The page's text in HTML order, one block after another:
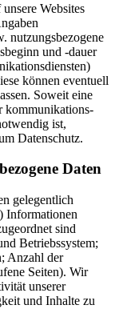
Websites
nutzungsbezogene
und -dauer
können eventuell
Soweit eine
kommunikations-
ist,
Datenschutz.
Daten
gelegentlich
Informationen
sind
Betriebssystem;
Anzahl der
Seiten). Wir
unserer
und Inhalte zu